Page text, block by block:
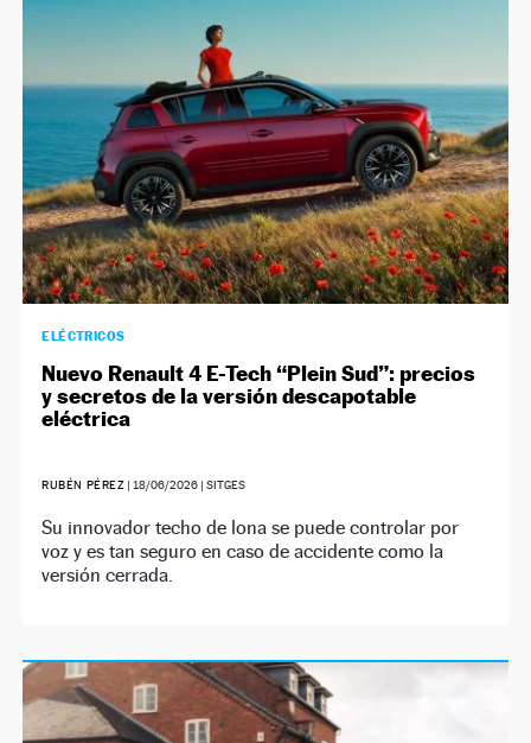
ELÉCTRICOS
Nuevo Renault 4 E-Tech “Plein Sud”: precios
y secretos de la versión descapotable
eléctrica
RUBÉN PÉREZ | 18/06/2026 | SITGES
Su innovador techo de lona se puede controlar por
voz y es tan seguro en caso de accidente como la
versión cerrada.